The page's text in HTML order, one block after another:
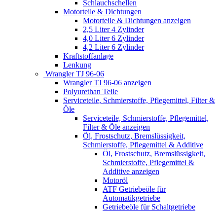
Schlauchschellen
Motorteile & Dichtungen
Motorteile & Dichtungen anzeigen
2,5 Liter 4 Zylinder
4,0 Liter 6 Zylinder
4,2 Liter 6 Zylinder
Kraftstoffanlage
Lenkung
Wrangler TJ 96-06
Wrangler TJ 96-06 anzeigen
Polyurethan Teile
Serviceteile, Schmierstoffe, Pflegemittel, Filter &
Öle
Serviceteile, Schmierstoffe, Pflegemittel,
Filter & Öle anzeigen
Öl, Frostschutz, Bremslüssigkeit,
Schmierstoffe, Pflegemittel & Additive
Öl, Frostschutz, Bremslüssigkeit,
Schmierstoffe, Pflegemittel &
Additive anzeigen
Motoröl
ATF Getriebeöle für
Automatikgetriebe
Getriebeöle für Schaltgetriebe